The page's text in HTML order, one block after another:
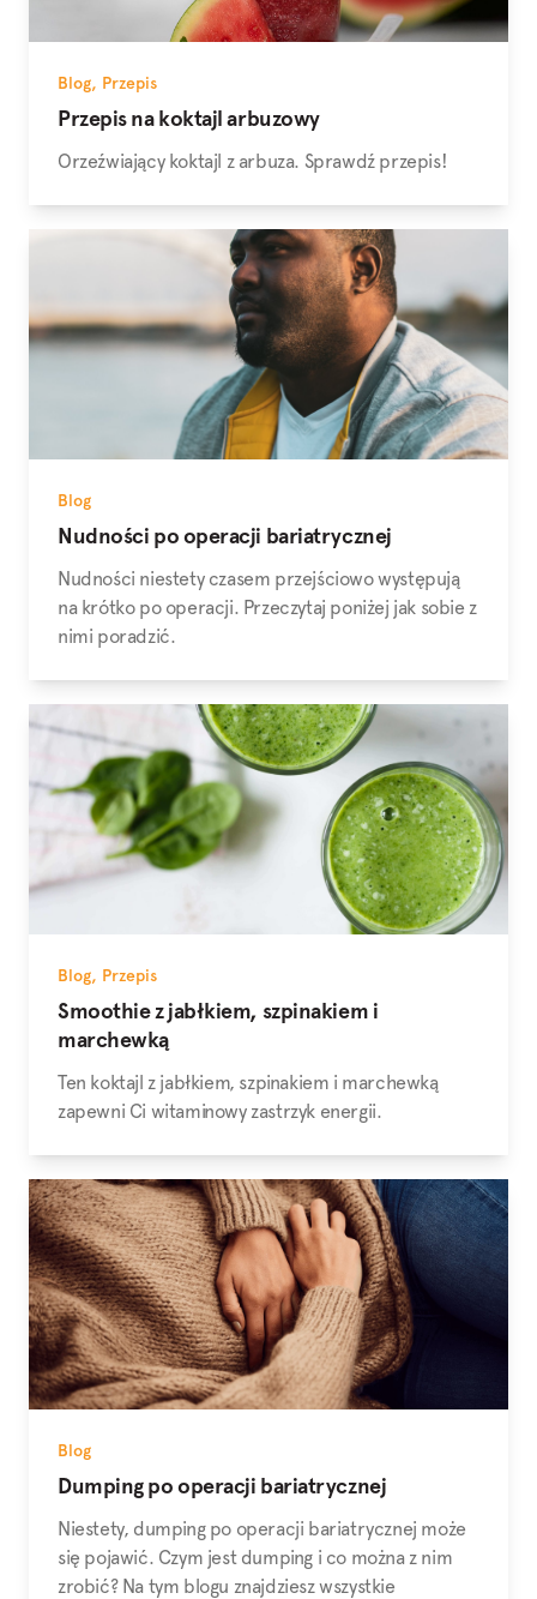
Blog, Przepis
Przepis na koktajl arbuzowy
Orzeźwiający koktajl z arbuza. Sprawdź przepis!
Blog
Nudności po operacji bariatrycznej
Nudności niestety czasem przejściowo występują
na krótko po operacji. Przeczytaj poniżej jak sobie z
nimi poradzić.
Blog, Przepis
Smoothie z jabłkiem, szpinakiem i
marchewką
Ten koktajl z jabłkiem, szpinakiem i marchewką
zapewni Ci witaminowy zastrzyk energii.
Blog
Dumping po operacji bariatrycznej
Niestety, dumping po operacji bariatrycznej może
się pojawić. Czym jest dumping i co można z nim
zrobić? Na tym blogu znajdziesz wszystkie